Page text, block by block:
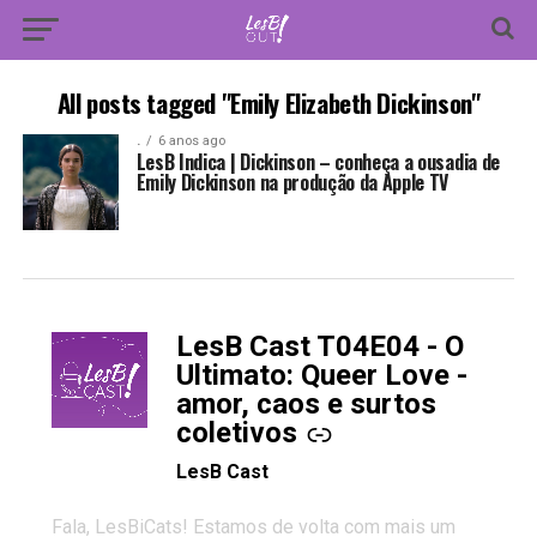
All posts tagged "Emily Elizabeth Dickinson"
. 6 anos ago
LesB Indica | Dickinson – conheça a ousadia de
Emily Dickinson na produção da Apple TV
LesB Cast T04E04 - O
Ultimato: Queer Love -
amor, caos e surtos
coletivos
-
LesB Cast
Fala, LesBiCats! Estamos de volta com mais um